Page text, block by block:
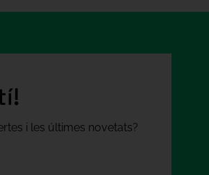
i les últimes novetats?